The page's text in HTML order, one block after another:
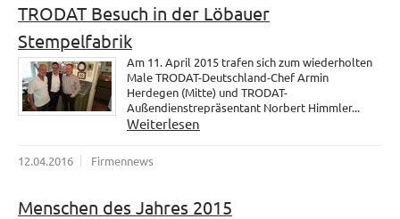
TRODAT Besuch in der Löbauer
Stempelfabrik
Am 11. April 2015 trafen sich zum wiederholten
Male TRODAT-Deutschland-Chef Armin
Herdegen (Mitte) und TRODAT-
Außendienstrepräsentant Norbert Himmler...
Weiterlesen
12.04.2016 Firmennews
Menschen des Jahres 2015